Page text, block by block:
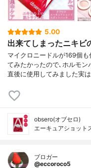
5.00
出来てしまったニキビ
マイクロニードルが169個
てみたかったので､ホルモン
直後に使用してみました実
obsero(オブセロ)
エーキュアショット
ブロガー
@eccoroco5